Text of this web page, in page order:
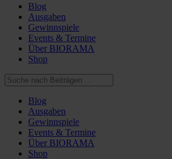
Blog
Ausgaben
Gewinnspiele
Events & Termine
Über BIORAMA
Shop
Blog
Ausgaben
Gewinnspiele
Events & Termine
Über BIORAMA
Shop